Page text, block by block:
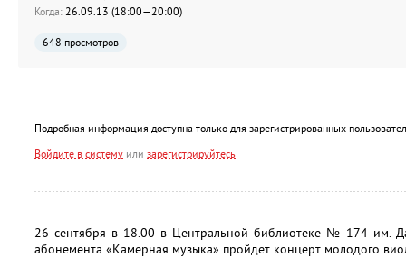
Когда: 26.09.13 (18:00—20:00)
648 просмотров
Подробная информация доступна только для зарегистрированных
Войдите в систему или зарегистрируйтесь
26 сентября в 18.00 в Центральной библиотеке № 174 им.
абонемента «Камерная музыка» пройдет концерт молодого